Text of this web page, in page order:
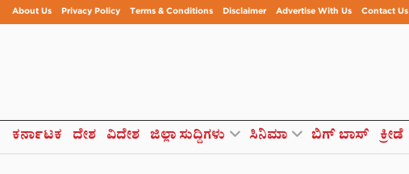
About Us Privacy Policy Terms & Conditions Disclaimer Advertise With Us Contact Us
ಕರ್ನಾಟಕ ದೇಶ ವಿದೇಶ ಜಿಲ್ಲಾ ಸುದ್ದಿಗಳು ಸಿನಿಮಾ ಬಿಗ್ ಬಾಸ್ ಕ್ರೀಡೆ